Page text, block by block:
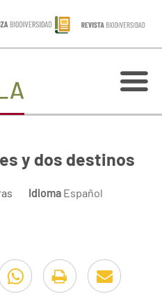
y dos destinos
Idioma Español